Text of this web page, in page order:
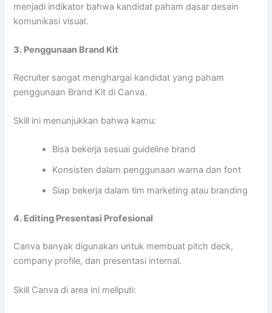
menjadi indikator bahwa kandidat paham dasar desain
komunikasi visual.
3. Penggunaan Brand Kit
Recruiter sangat menghargai kandidat yang paham
penggunaan Brand Kit di Canva.
Skill ini menunjukkan bahwa kamu:
Bisa bekerja sesuai guideline brand
Konsisten dalam penggunaan warna dan font
Siap bekerja dalam tim marketing atau branding
4. Editing Presentasi Profesional
Canva banyak digunakan untuk membuat pitch deck,
company profile, dan presentasi internal.
Skill Canva di area ini meliputi: